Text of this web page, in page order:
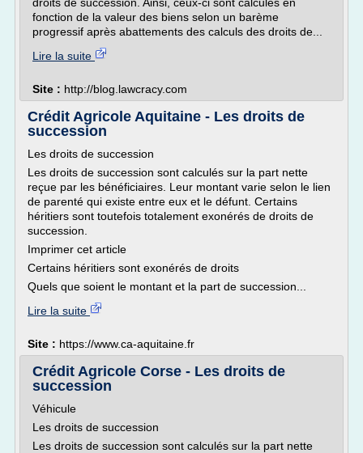
fonction de la valeur des biens selon un barème
progressif après abattements des calculs des droits de...
Lire la suite
Site : http://blog.lawcracy.com
Crédit Agricole Aquitaine - Les droits de
succession
Les droits de succession
Les droits de succession sont calculés sur la part nette
reçue par les bénéficiaires. Leur montant varie selon le lien
de parenté qui existe entre eux et le défunt. Certains
héritiers sont toutefois totalement exonérés de droits de
succession.
Imprimer cet article
Certains héritiers sont exonérés de droits
Quels que soient le montant et la part de succession...
Lire la suite
Site : https://www.ca-aquitaine.fr
Crédit Agricole Corse - Les droits de
succession
Véhicule
Les droits de succession
Les droits de succession sont calculés sur la part nette